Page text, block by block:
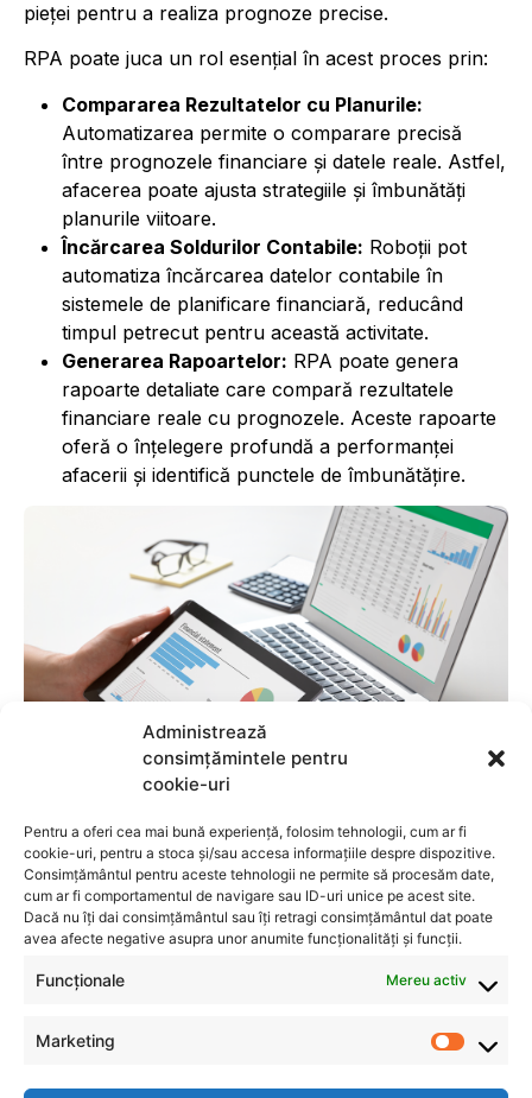
Administrează
consimțămintele pentru
cookie-uri
Pentru a oferi cea mai bună experiență, folosim tehnologii, cum ar fi
cookie-uri, pentru a stoca și/sau accesa informațiile despre dispozitive.
Consimțământul pentru aceste tehnologii ne permite să procesăm date,
cum ar fi comportamentul de navigare sau ID-uri unice pe acest site.
Dacă nu îți dai consimțământul sau îți retragi consimțământul dat poate
avea afecte negative asupra unor anumite funcționalități și funcții.
Funcționale Mereu activ
Marketing
pieței pentru a realiza prognoze precise.
RPA poate juca un rol esențial în acest proces prin:
Compararea Rezultatelor cu Planurile:
Automatizarea permite o comparare precisă
între prognozele financiare și datele reale. Astfel,
afacerea poate ajusta strategiile și îmbunătăți
planurile viitoare.
Încărcarea Soldurilor Contabile: Roboții pot
automatiza încărcarea datelor contabile în
sistemele de planificare financiară, reducând
timpul petrecut pentru această activitate.
Generarea Rapoartelor: RPA poate genera
rapoarte detaliate care compară rezultatele
financiare reale cu prognozele. Aceste rapoarte
oferă o înțelegere profundă a performanței
afacerii și identifică punctele de îmbunătățire.